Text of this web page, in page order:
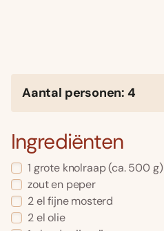
Aantal personen: 4
Ingrediënten
1 grote knolraap (ca. 500 g)
zout en peper
2 el fijne mosterd
2 el olie